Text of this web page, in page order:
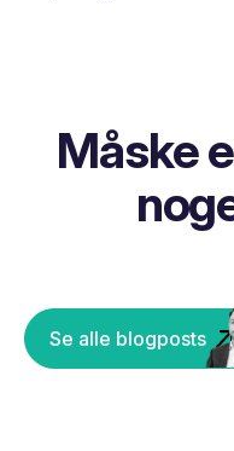
Måske
Se alle blogposts